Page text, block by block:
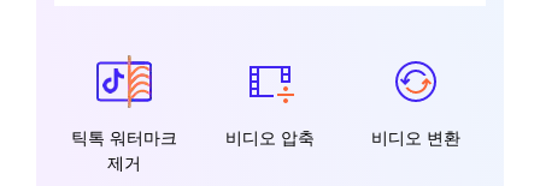
틱톡 워터마크
제거
비디오 압축 비디오 변환